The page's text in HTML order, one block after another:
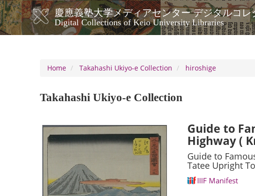
Skip
to
main
content
慶應義塾大学メディアセンター デジタルコレ
Digital Collections of Keio University Libraries
メ
イ
ビ
シ
ン
Home
Takahashi Ukiyo-e Collection hiroshige
Takahashi Ukiyo-e Collection
Guide to
Highway (
Guide to
Tatee Upright
IIIF Manifest